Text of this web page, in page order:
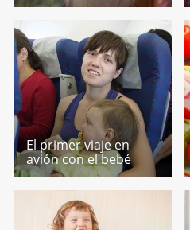
El primer viaje en
avión con el bebé